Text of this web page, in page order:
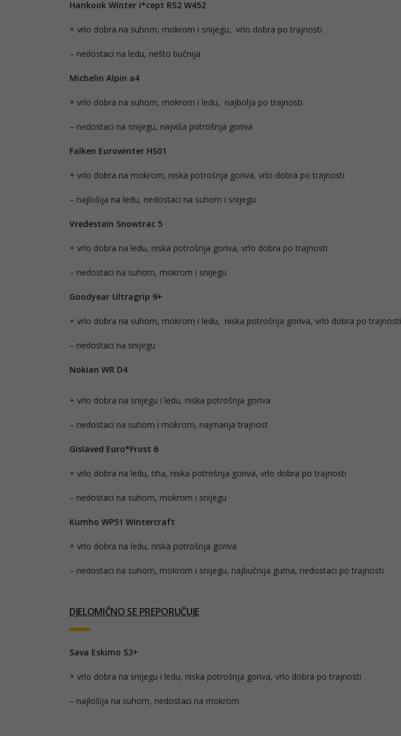
Hankook Winter i*cept RS2 W452
+ vrlo dobra na suhom, mokrom i snijegu, vrlo dobra po trajnosti
– nedostaci na ledu, nešto bučnija
Michelin Alpin a4
+ vrlo dobra na suhom, mokrom i ledu, najbolja po trajnosti
– nedostaci na snijegu, najviša potrošnja goriva
Falken Eurowinter HS01
+ vrlo dobra na mokrom, niska potrošnja goriva, vrlo dobra po trajnosti
– najlošija na ledu, nedostaci na suhom i snijegu
Vredestein Snowtrac 5
+ vrlo dobra na ledu, niska potrošnja goriva, vrlo dobra po trajnosti
– nedostaci na suhom, mokrom i snijegu
Goodyear Ultragrip 9+
+ vrlo dobra na suhom, mokrom i ledu, niska potrošnja goriva, vrlo dobra po trajnosti
– nedostaci na snijegu
Nokian WR D4
+ vrlo dobra na snijegu i ledu, niska potrošnja goriva
– nedostaci na suhom i mokrom, najmanja trajnost
Gislaved Euro*Frost 6
+ vrlo dobra na ledu, tiha, niska potrošnja goriva, vrlo dobra po trajnosti
– nedostaci na suhom, mokrom i snijegu
Kumho WP51 Wintercraft
+ vrlo dobra na ledu, niska potrošnja goriva
– nedostaci na suhom, mokrom i snijegu, najbučnija guma, nedostaci po trajnosti
DJELOMIČNO SE PREPORUČUJE
Sava Eskimo S3+
+ vrlo dobra na snijegu i ledu, niska potrošnja goriva, vrlo dobra po trajnosti
– najlošija na suhom, nedostaci na mokrom